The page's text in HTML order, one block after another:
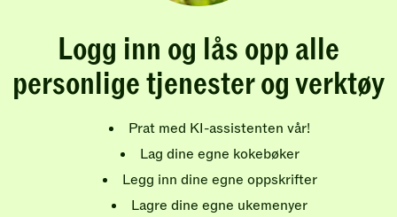
Logg inn og lås opp alle
personlige tjenester og verktøy
Prat med KI-assistenten vår!
Lag dine egne kokebøker
Legg inn dine egne oppskrifter
Lagre dine egne ukemenyer